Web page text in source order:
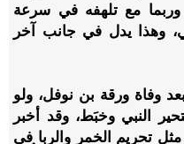
وربما مع تلهفه في سرعة
وهذا يدل في جانب آخر
نزول الوحي 23 سنة بعد وفاة ورقة بن نوفل، ولو
النبي وخبَط، وقد أخبر
تحريم الخمر والربا في